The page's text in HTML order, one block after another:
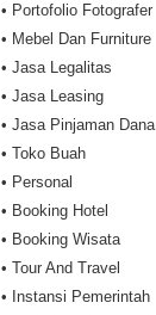
• Portofolio Fotografer
• Mebel Dan Furniture
• Jasa Legalitas
• Jasa Leasing
• Jasa Pinjaman Dana
• Toko Buah
• Personal
• Booking Hotel
• Booking Wisata
• Tour And Travel
• Instansi Pemerintah